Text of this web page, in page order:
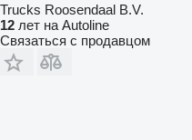
Trucks Roosendaal B.V.
12 лет на Autoline
Связаться с продавцом